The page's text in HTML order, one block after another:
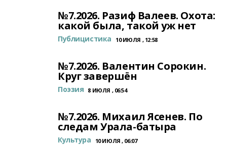
№7.2026. Разиф Валеев. Охота:
какой была, такой уж нет
Публицистика 10 ИЮЛЯ , 12:58
№7.2026. Валентин Сорокин.
Круг завершён
Поэзия 8 ИЮЛЯ , 06:54
№7.2026. Михаил Ясенев. По
следам Урала-батыра
Культура 10 ИЮЛЯ , 06:07